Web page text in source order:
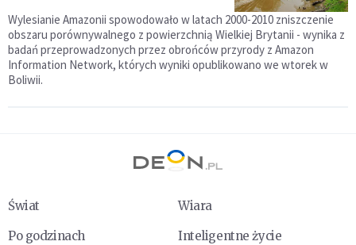
Wylesianie Amazonii spowodowało w latach 2000-2010 zniszczenie
obszaru porównywalnego z powierzchnią Wielkiej Brytanii - wynika z
badań przeprowadzonych przez obrońców przyrody z Amazon
Information Network, których wyniki opublikowano we wtorek w
Boliwii.
Świat
Wiara
Po godzinach
Inteligentne życie